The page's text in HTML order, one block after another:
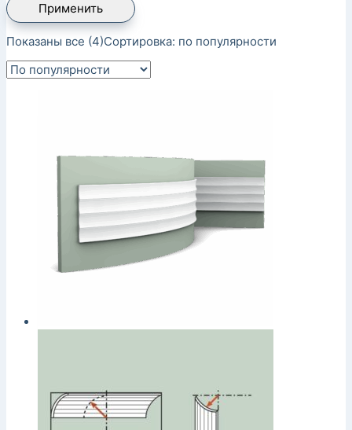
Применить
Показаны все (4)Сортировка: по популярности